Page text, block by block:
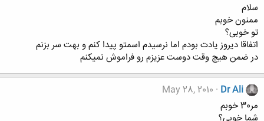
سلام
ممنون خوبم
تو خوبی؟
اتفاقا دیروز یادت بودم اما نرسیدم اسمتو پیدا کنم و بهت سر بزنم
در ضمن هیچ وقت دوست عزیزم رو فراموش نمیکنم
Dr Ali
May 28, 2010
مر30 خوبم